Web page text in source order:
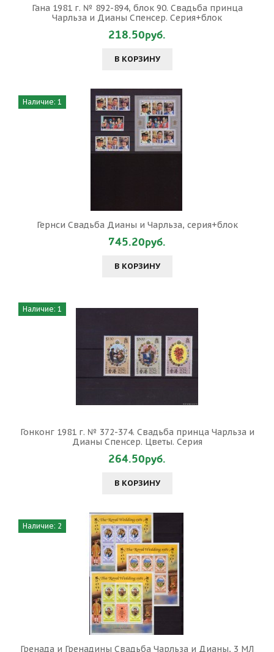
Гана 1981 г. № 892-894, блок 90. Свадьба принца
Чарльза и Дианы Спенсер. Серия+блок
218.50руб.
В КОРЗИНУ
Наличие: 1
Гернси Свадьба Дианы и Чарльза, серия+блок
745.20руб.
В КОРЗИНУ
Наличие: 1
Гонконг 1981 г. № 372-374. Свадьба принца Чарльза и
Дианы Спенсер. Цветы. Серия
264.50руб.
В КОРЗИНУ
Наличие: 2
Гренада и Гренадины Свадьба Чарльза и Дианы, 3 МЛ